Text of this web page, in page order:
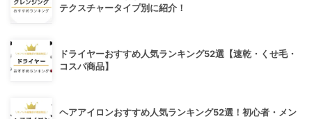
テクスチャータイプ別に紹介！
ドライヤーおすすめ人気ランキング52選【速乾・くせ毛・
コスパ商品】
ヘアアイロンおすすめ人気ランキング52選！初心者・メン